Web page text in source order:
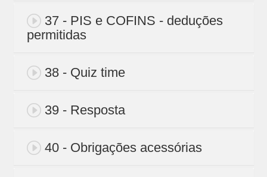
37 - PIS e COFINS - deduções
permitidas
38 - Quiz time
39 - Resposta
40 - Obrigações acessórias